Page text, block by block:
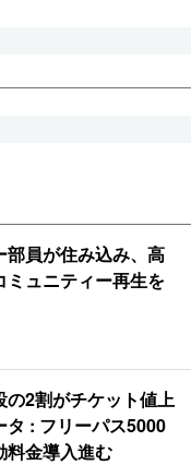
部員が住み込み、高
ミュニティー再生を
の2割がチケット値上
: フリーパス5000
料金導入進む